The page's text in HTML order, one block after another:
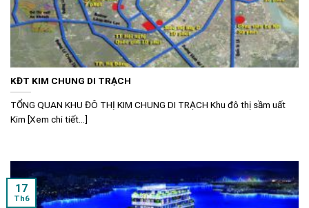
KĐT KIM CHUNG DI TRẠCH
TỔNG QUAN KHU ĐÔ THỊ KIM CHUNG DI TRẠCH Khu đô thị sầm uất
Kim [Xem chi tiết...]
17
Th6